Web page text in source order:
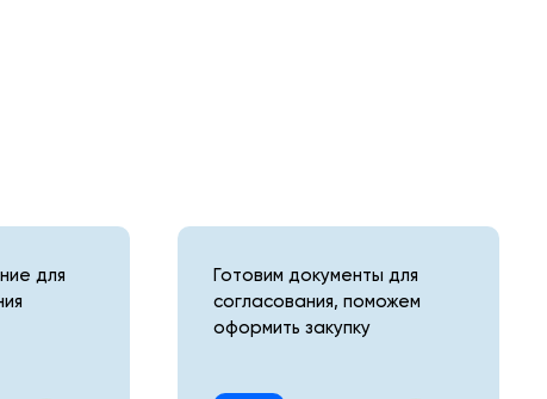
для
Готовим документы для
согласования, поможем
оформить закупку